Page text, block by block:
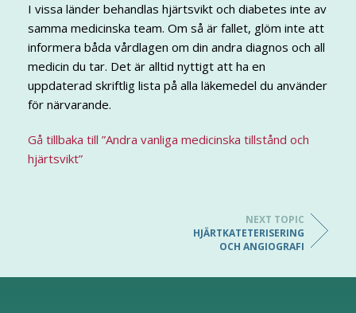
I vissa länder behandlas hjärtsvikt och diabetes inte av
samma medicinska team. Om så är fallet, glöm inte att
informera båda vårdlagen om din andra diagnos och all
medicin du tar. Det är alltid nyttigt att ha en
uppdaterad skriftlig lista på alla läkemedel du använder
för närvarande.
Gå tillbaka till ”Andra vanliga medicinska tillstånd och
hjärtsvikt”
NEXT TOPIC
HJÄRTKATETERISERING
OCH ANGIOGRAFI